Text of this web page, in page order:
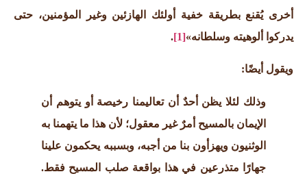
أخرى يُقنع بطريقة خفية أولئك الهازئين وغير المؤمنين، حتى
يدركوا ألوهيته وسلطانه»[1]
.
ويقول أيضًا:
وذلك لئلا يظن أحدٌ أن تعاليمنا رخيصة أو يتوهم أن
الإيمان بالمسيح أمرٌ غير معقول؛ لأن هذا ما يتهمنا به
الوثنيون ويهزأون بنا من أجبه، وبسببه يحكمون علينا
جهارًا متذرعين في هذا بواقعة صلب المسيح فقط.